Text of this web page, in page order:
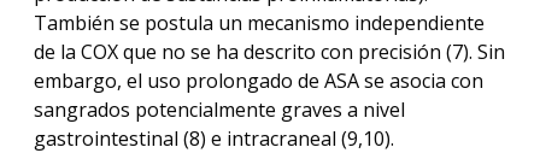
También se postula un mecanismo independiente
de la COX que no se ha descrito con precisión (7). Sin
embargo, el uso prolongado de ASA se asocia con
sangrados potencialmente graves a nivel
gastrointestinal (8) e intracraneal (9,10).